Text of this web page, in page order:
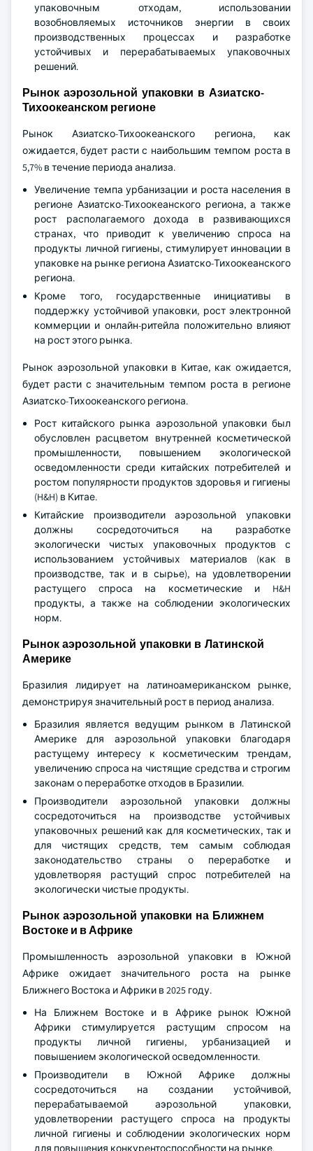
упаковочным отходам, использовании
возобновляемых источников энергии в своих
производственных процессах и разработке
устойчивых и перерабатываемых упаковочных
решений.
Рынок аэрозольной упаковки в Азиатско-
Тихоокеанском регионе
Рынок Азиатско-Тихоокеанского региона, как
ожидается, будет расти с наибольшим темпом роста в
5,7% в течение периода анализа.
Увеличение темпа урбанизации и роста населения в
регионе Азиатско-Тихоокеанского региона, а также
рост располагаемого дохода в развивающихся
странах, что приводит к увеличению спроса на
продукты личной гигиены, стимулирует инновации в
упаковке на рынке региона Азиатско-Тихоокеанского
региона.
Кроме того, государственные инициативы в
поддержку устойчивой упаковки, рост электронной
коммерции и онлайн-ритейла положительно влияют
на рост этого рынка.
Рынок аэрозольной упаковки в Китае, как ожидается,
будет расти с значительным темпом роста в регионе
Азиатско-Тихоокеанского региона.
Рост китайского рынка аэрозольной упаковки был
обусловлен расцветом внутренней косметической
промышленности, повышением экологической
осведомленности среди китайских потребителей и
ростом популярности продуктов здоровья и гигиены
(H&H) в Китае.
Китайские производители аэрозольной упаковки
должны сосредоточиться на разработке
экологически чистых упаковочных продуктов с
использованием устойчивых материалов (как в
производстве, так и в сырье), на удовлетворении
растущего спроса на косметические и H&H
продукты, а также на соблюдении экологических
норм.
Рынок аэрозольной упаковки в Латинской
Америке
Бразилия лидирует на латиноамериканском рынке,
демонстрируя значительный рост в период анализа.
Бразилия является ведущим рынком в Латинской
Америке для аэрозольной упаковки благодаря
растущему интересу к косметическим трендам,
увеличению спроса на чистящие средства и строгим
законам о переработке отходов в Бразилии.
Производители аэрозольной упаковки должны
сосредоточиться на производстве устойчивых
упаковочных решений как для косметических, так и
для чистящих средств, тем самым соблюдая
законодательство страны о переработке и
удовлетворяя растущий спрос потребителей на
экологически чистые продукты.
Рынок аэрозольной упаковки на Ближнем
Востоке и в Африке
Промышленность аэрозольной упаковки в Южной
Африке ожидает значительного роста на рынке
Ближнего Востока и Африки в 2025 году.
На Ближнем Востоке и в Африке рынок Южной
Африки стимулируется растущим спросом на
продукты личной гигиены, урбанизацией и
повышением экологической осведомленности.
Производители в Южной Африке должны
сосредоточиться на создании устойчивой,
перерабатываемой аэрозольной упаковки,
удовлетворении растущего спроса на продукты
личной гигиены и соблюдении экологических норм
для повышения конкурентоспособности на рынке.